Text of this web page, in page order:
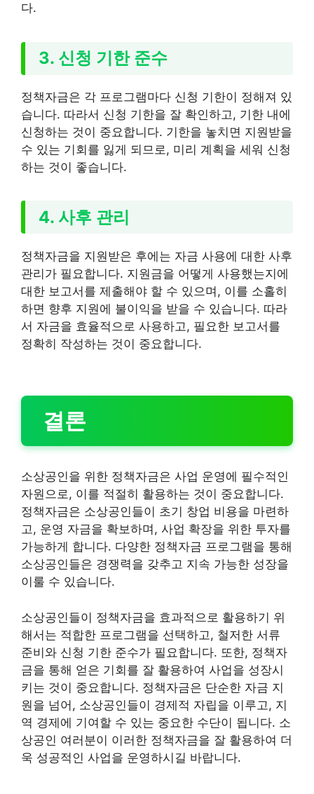
다.
3. 신청 기한 준수
정책자금은 각 프로그램마다 신청 기한이 정해져 있
습니다. 따라서 신청 기한을 잘 확인하고, 기한 내에
신청하는 것이 중요합니다. 기한을 놓치면 지원받을
수 있는 기회를 잃게 되므로, 미리 계획을 세워 신청
하는 것이 좋습니다.
4. 사후 관리
정책자금을 지원받은 후에는 자금 사용에 대한 사후
관리가 필요합니다. 지원금을 어떻게 사용했는지에
대한 보고서를 제출해야 할 수 있으며, 이를 소홀히
하면 향후 지원에 불이익을 받을 수 있습니다. 따라
서 자금을 효율적으로 사용하고, 필요한 보고서를
정확히 작성하는 것이 중요합니다.
결론
소상공인을 위한 정책자금은 사업 운영에 필수적인
자원으로, 이를 적절히 활용하는 것이 중요합니다.
정책자금은 소상공인들이 초기 창업 비용을 마련하
고, 운영 자금을 확보하며, 사업 확장을 위한 투자를
가능하게 합니다. 다양한 정책자금 프로그램을 통해
소상공인들은 경쟁력을 갖추고 지속 가능한 성장을
이룰 수 있습니다.
소상공인들이 정책자금을 효과적으로 활용하기 위
해서는 적합한 프로그램을 선택하고, 철저한 서류
준비와 신청 기한 준수가 필요합니다. 또한, 정책자
금을 통해 얻은 기회를 잘 활용하여 사업을 성장시
키는 것이 중요합니다. 정책자금은 단순한 자금 지
원을 넘어, 소상공인들이 경제적 자립을 이루고, 지
역 경제에 기여할 수 있는 중요한 수단이 됩니다. 소
상공인 여러분이 이러한 정책자금을 잘 활용하여 더
욱 성공적인 사업을 운영하시길 바랍니다.